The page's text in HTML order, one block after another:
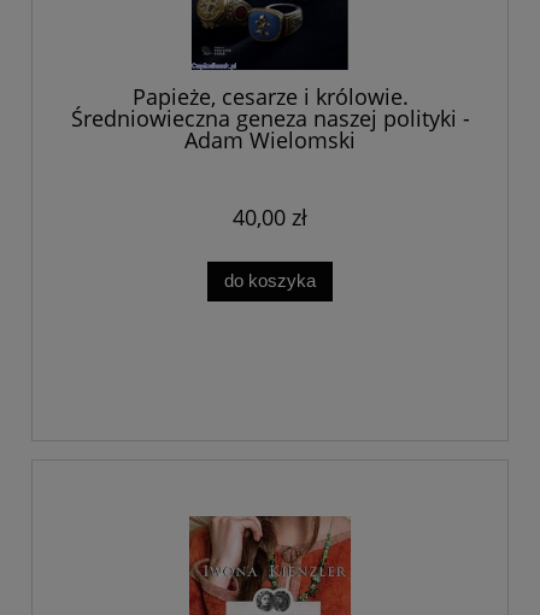
Papieże, cesarze i królowie.
Średniowieczna geneza naszej polityki -
Adam Wielomski
40,00 zł
do koszyka